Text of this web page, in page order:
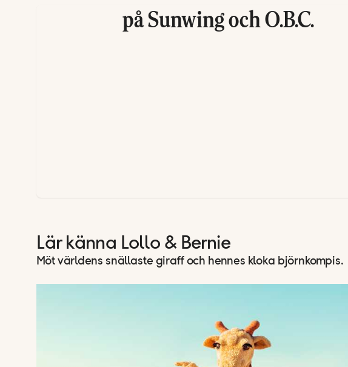
på Sunwing och O.B.C.
Lär känna Lollo & Bernie
Möt världens snällaste giraff och hennes kloka björnkompis.